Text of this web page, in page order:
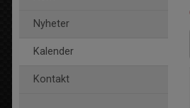
Nyheter
Kalender
Kontakt